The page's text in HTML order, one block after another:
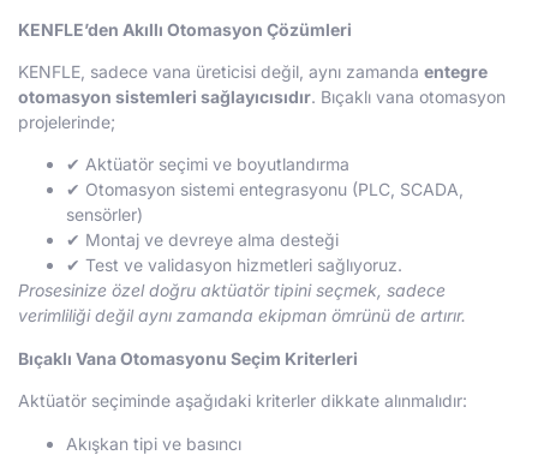
KENFLE’den Akıllı Otomasyon Çözümleri
KENFLE, sadece vana üreticisi değil, aynı zamanda entegre
otomasyon sistemleri sağlayıcısıdır. Bıçaklı vana otomasyon
projelerinde;
✔ Aktüatör seçimi ve boyutlandırma
✔ Otomasyon sistemi entegrasyonu (PLC, SCADA,
sensörler)
✔ Montaj ve devreye alma desteği
✔ Test ve validasyon hizmetleri sağlıyoruz.
Prosesinize özel doğru aktüatör tipini seçmek, sadece
verimliliği değil aynı zamanda ekipman ömrünü de artırır.
Bıçaklı Vana Otomasyonu Seçim Kriterleri
Aktüatör seçiminde aşağıdaki kriterler dikkate alınmalıdır:
Akışkan tipi ve basıncı